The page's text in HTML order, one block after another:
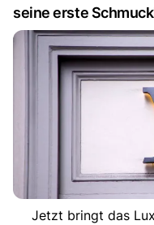
seine erste
Jetzt bringt das